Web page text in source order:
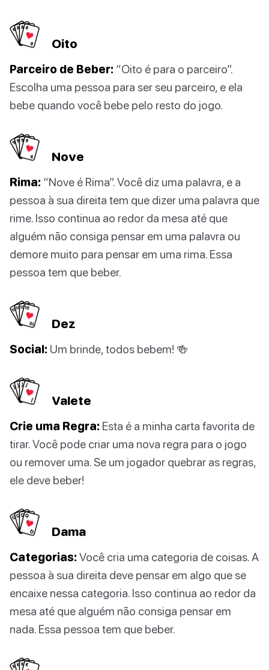
Oito
Parceiro de Beber: “Oito é para o parceiro”.
Escolha uma pessoa para ser seu parceiro, e ela
bebe quando você bebe pelo resto do jogo.
Nove
Rima: “Nove é Rima”. Você diz uma palavra, e a
pessoa à sua direita tem que dizer uma palavra que
rime. Isso continua ao redor da mesa até que
alguém não consiga pensar em uma palavra ou
demore muito para pensar em uma rima. Essa
pessoa tem que beber.
Dez
Social: Um brinde, todos bebem! 🍻
Valete
Crie uma Regra: Esta é a minha carta favorita de
tirar. Você pode criar uma nova regra para o jogo
ou remover uma. Se um jogador quebrar as regras,
ele deve beber!
Dama
Categorias: Você cria uma categoria de coisas. A
pessoa à sua direita deve pensar em algo que se
encaixe nessa categoria. Isso continua ao redor da
mesa até que alguém não consiga pensar em
nada. Essa pessoa tem que beber.